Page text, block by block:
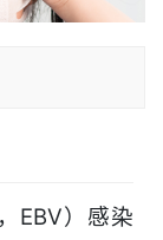
EBV）感染